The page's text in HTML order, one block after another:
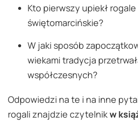
Kto pierwszy upiekł rogale
świętomarcińskie?
W jaki sposób
wiekami tradycja
współczesnych?
Odpowiedzi na te i na inne
rogali znajdzie czytelnikw